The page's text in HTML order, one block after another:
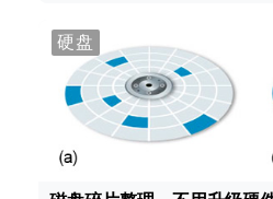
硬盘